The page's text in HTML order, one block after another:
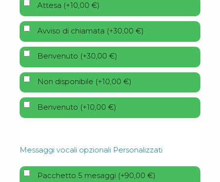
Attesa (+10,00 €)
Avviso di chiamata (+30,00 €)
Benvenuto (+30,00 €)
Non disponibile (+10,00 €)
Benvenuto (+10,00 €)
Messaggi vocali opzionali Personalizzati
Pacchetto 5 mesaggi (+90,00 €)